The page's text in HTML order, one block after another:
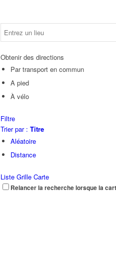
Obtenir des directions
Par transport en commun
A pied
À vélo
Filtre
Trier par : Titre
Aléatoire
Distance
Liste Grille Carte
Relancer la recherche lorsque la